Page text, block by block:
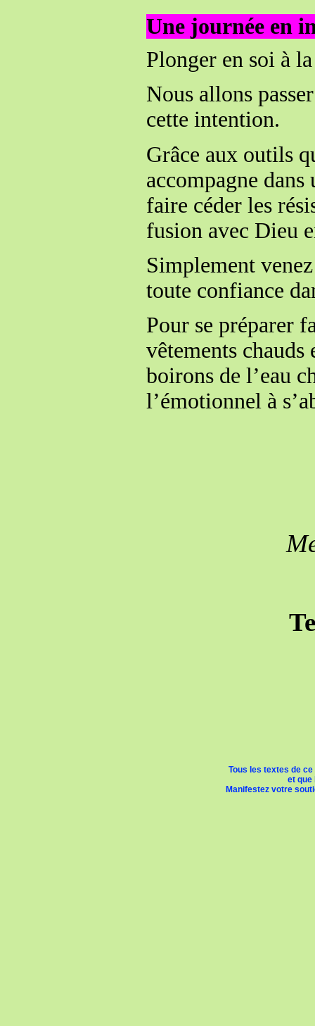
Une journée en
Plonger en soi à
Nous allons
cette intention.
Grâce aux outils
accompagne
faire céder les
fusion avec Dieu
Simplement
toute confiance
Pour se préparer
vêtements chauds
boirons de l’eau
l’émotionnel à
Tous les textes de
et
Manifestez votre